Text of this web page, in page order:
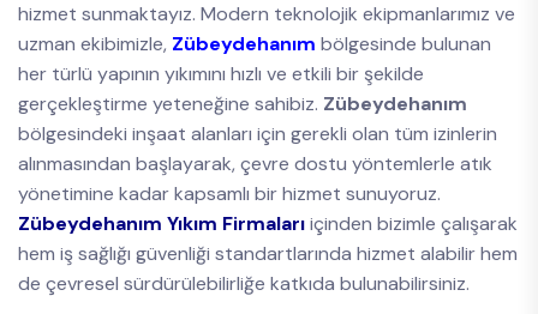
hizmet sunmaktayız. Modern teknolojik ekipmanlarımız ve
uzman ekibimizle, Zübeydehanım bölgesinde bulunan
her türlü yapının yıkımını hızlı ve etkili bir şekilde
gerçekleştirme yeteneğine sahibiz. Zübeydehanım
bölgesindeki inşaat alanları için gerekli olan tüm izinlerin
alınmasından başlayarak, çevre dostu yöntemlerle atık
yönetimine kadar kapsamlı bir hizmet sunuyoruz.
Zübeydehanım Yıkım Firmalarıiçinden bizimle çalışarak
hem iş sağlığı güvenliği standartlarında hizmet alabilir hem
de çevresel sürdürülebilirliğe katkıda bulunabilirsiniz.